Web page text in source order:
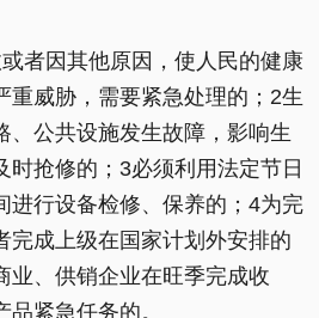
者因其他原因，使人民的健康
重威胁，需要紧急处理的；2生
、公共设施发生故障，影响生
时抢修的；3必须利用法定节日
进行设备检修、保养的；4为完
完成上级在国家计划外安排的
业、供销企业在旺季完成收
紧急任务的。